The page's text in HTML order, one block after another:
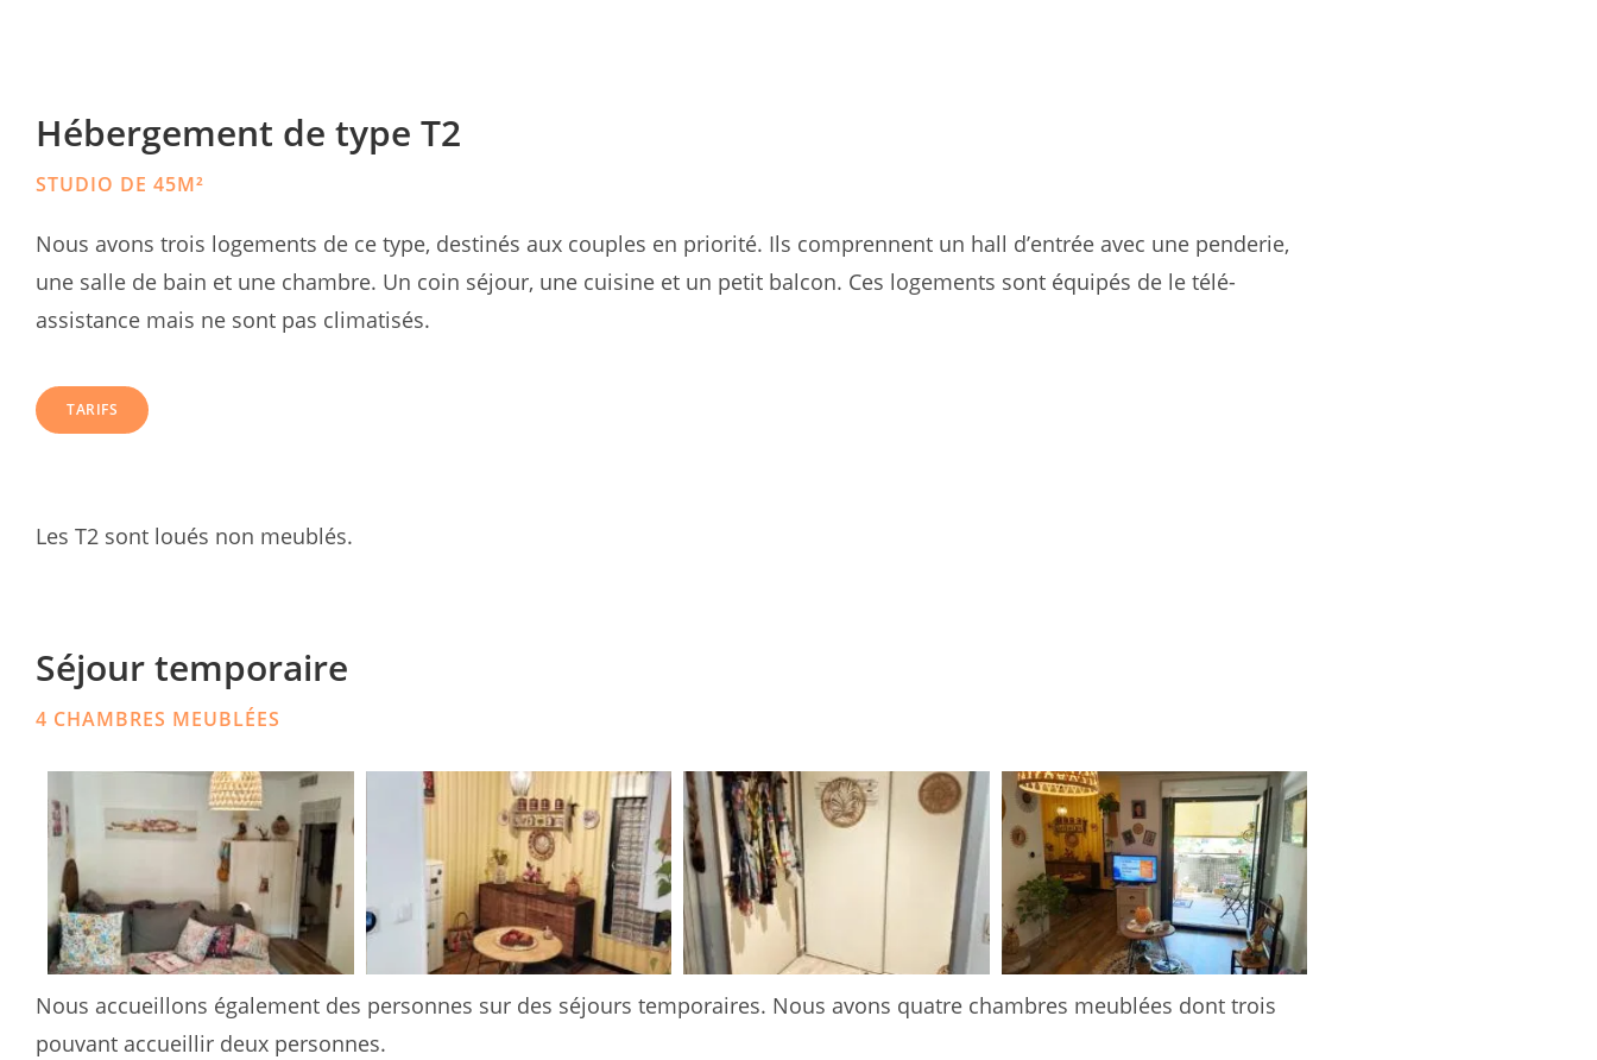
Hébergement de type T2
STUDIO DE 45M²
Nous avons trois logements de ce type, destinés aux couples en priorité. Ils comprennent un hall d’entrée avec une penderie,
une salle de bain et une chambre. Un coin séjour, une cuisine et un petit balcon. Ces logements sont équipés de le télé-
assistance mais ne sont pas climatisés.
TARIFS
Les T2 sont loués non meublés.
Séjour temporaire
4 CHAMBRES MEUBLÉES
Nous accueillons également des personnes sur des séjours temporaires. Nous avons quatre chambres meublées dont trois
pouvant accueillir deux personnes.